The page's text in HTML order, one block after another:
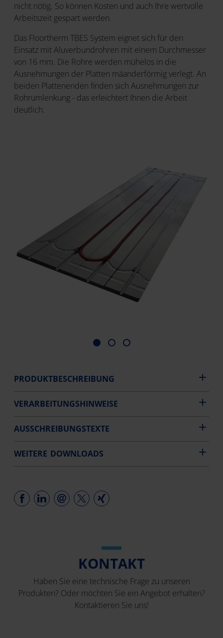
nicht nötig. So können Kosten und auch Ihre wertvolle
Arbeitszeit gespart werden.
Das Floortherm TBES System eignet sich für den
Einsatz mit Aluverbundrohren mit einem Durchmesser
von 16 mm. Die Rohre werden mühelos in die
Ausnehmungen der Platten mäanderförmig verlegt. An
beiden Plattenenden finden sich Ausnehmungen zur
Rohrumlenkung - das erleichtert Ihnen die Arbeit
deutlich.
PRODUKTBESCHREIBUNG
VERARBEITUNGSHINWEISE
AUSSCHREIBUNGSTEXTE
WEITERE DOWNLOADS
KONTAKT
Haben Sie eine technische Frage zu unseren
Produkten? Oder möchten Sie ein Angebot erhalten?
Kontaktieren Sie uns!